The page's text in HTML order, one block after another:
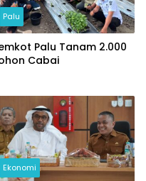
Palu
Palu Tanam 2.000
Cabai
Ekonomi